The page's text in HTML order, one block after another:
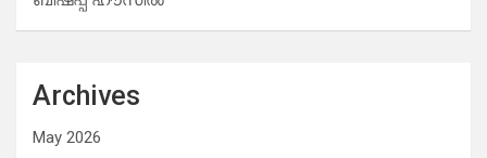
Archives
May 2026